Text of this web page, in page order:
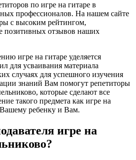
по игре на гитаре в
профессионалов. На нашем сайте
с высоким рейтингом,
позитивных отзывов наших
игре на гитаре уделяется
для усваивания материала
случаях для успешного изучения
знаний Вам помогут репетиторы
которые сделают все
такого предмета как игре на
ребенку и Вам.
игре на